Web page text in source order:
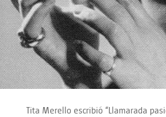
Tita Merello escribió “Llamarada